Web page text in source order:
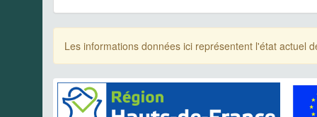
Les informations données ici représentent l'état actuel